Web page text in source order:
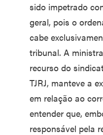
sido impetrado
geral, pois o
cabe
tribunal. A
recurso do
TJRJ, manteve a
em relação ao
entender que,
responsável pela